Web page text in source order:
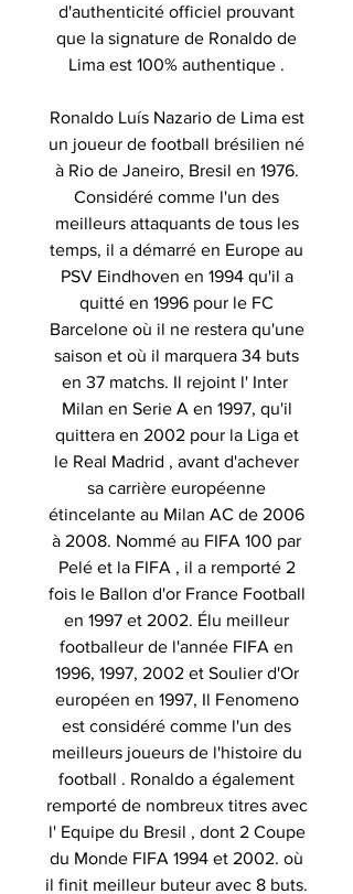
d'authenticité officiel prouvant
que la signature de Ronaldo de
Lima est 100% authentique .
Ronaldo Luís Nazario de Lima est
un joueur de football brésilien né
à Rio de Janeiro, Bresil en 1976.
Considéré comme l'un des
meilleurs attaquants de tous les
temps, il a démarré en Europe au
PSV Eindhoven en 1994 qu'il a
quitté en 1996 pour le FC
Barcelone où il ne restera qu'une
saison et où il marquera 34 buts
en 37 matchs. Il rejoint l' Inter
Milan en Serie A en 1997, qu'il
quittera en 2002 pour la Liga et
le Real Madrid , avant d'achever
sa carrière européenne
étincelante au Milan AC de 2006
à 2008. Nommé au FIFA 100 par
Pelé et la FIFA , il a remporté 2
fois le Ballon d'or France Football
en 1997 et 2002. Élu meilleur
footballeur de l'année FIFA en
1996, 1997, 2002 et Soulier d'Or
européen en 1997, Il Fenomeno
est considéré comme l'un des
meilleurs joueurs de l'histoire du
football . Ronaldo a également
remporté de nombreux titres avec
l' Equipe du Bresil , dont 2 Coupe
du Monde FIFA 1994 et 2002. où
il finit meilleur buteur avec 8 buts.